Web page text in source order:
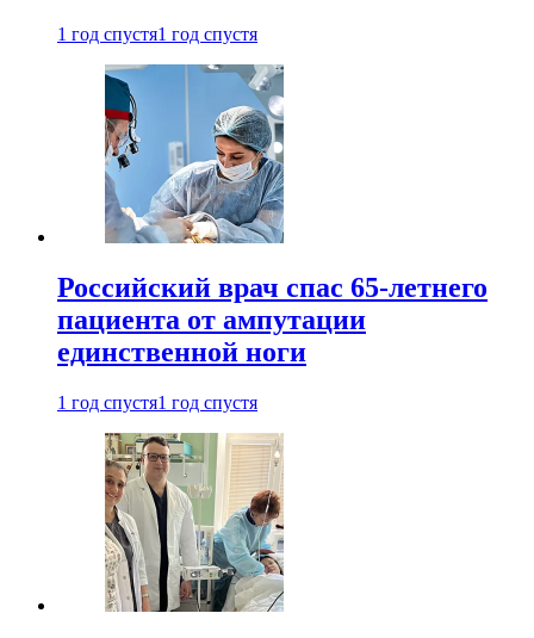
1 год спустя1 год спустя
Российский врач спас 65-летнего
пациента от ампутации
единственной ноги
1 год спустя1 год спустя